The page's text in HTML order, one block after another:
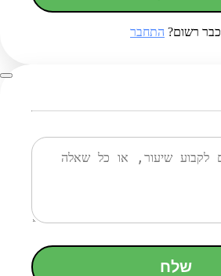
כבר רשום? התחבר
שלח